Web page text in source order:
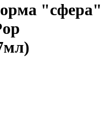
"сфера"